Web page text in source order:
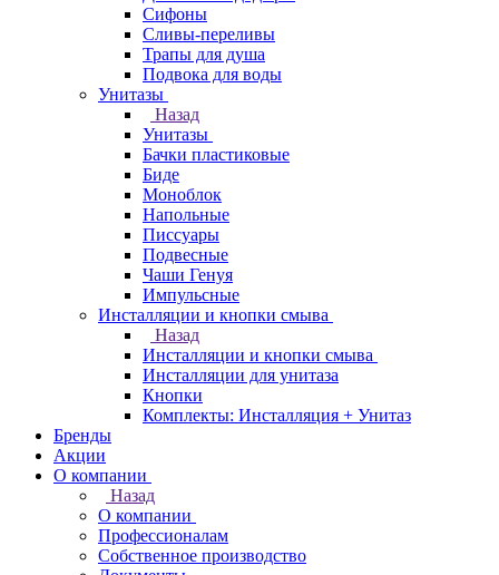
Сифоны
Сливы-переливы
Трапы для душа
Подвока для воды
Унитазы
Назад
Унитазы
Бачки пластиковые
Биде
Моноблок
Напольные
Писсуары
Подвесные
Чаши Генуя
Импульсные
Инсталляции и кнопки смыва
Назад
Инсталляции и кнопки смыва
Инсталляции для унитаза
Кнопки
Комплекты: Инсталляция + Унитаз
Бренды
Акции
О компании
Назад
О компании
Профессионалам
Собственное производство